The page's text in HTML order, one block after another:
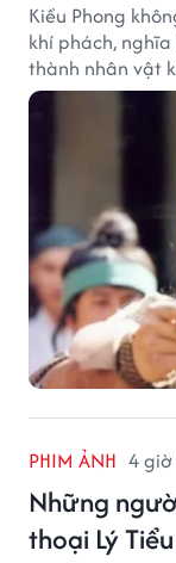
Kiều Phong
khí phách,
thành nhân vật
PHIM ẢNH 4
Những
thoại Lý